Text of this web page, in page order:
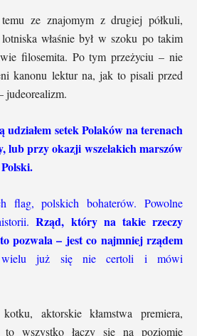
temu ze znajomym z drugiej półkuli,
właśnie był w szoku po takim
filosemita. Po tym przeżyciu – nie
kanonu lektur na, jak to pisali przed
judeorealizm.
udziałem setek Polaków na terenach
lub przy okazji wszelakich marszów
flag, polskich bohaterów. Powolne
Rząd, który na takie rzeczy
pozwala – jest co najmniej rządem
już się nie certoli i mówi
aktorskie kłamstwa premiera,
wszystko łączy się na poziomie